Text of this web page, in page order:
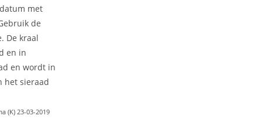
met
de
De kraal
en in
en wordt in
het sieraad
(K) 23-03-2019